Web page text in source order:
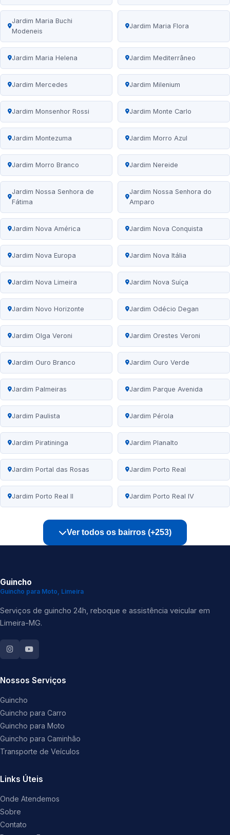
Jardim Maria Buchi
Modeneis
Jardim Maria Flora
Jardim Maria Helena Jardim Mediterrâneo
Jardim Mercedes Jardim Milenium
Jardim Monsenhor Rossi Jardim Monte Carlo
Jardim Montezuma Jardim Morro Azul
Jardim Morro Branco Jardim Nereide
Jardim Nossa Senhora de
Fátima
Jardim Nossa Senhora do
Amparo
Jardim Nova América Jardim Nova Conquista
Jardim Nova Europa Jardim Nova Itália
Jardim Nova Limeira Jardim Nova Suíça
Jardim Novo Horizonte Jardim Odécio Degan
Jardim Olga Veroni Jardim Orestes Veroni
Jardim Ouro Branco Jardim Ouro Verde
Jardim Palmeiras Jardim Parque Avenida
Jardim Paulista Jardim Pérola
Jardim Piratininga Jardim Planalto
Jardim Portal das Rosas Jardim Porto Real
Jardim Porto Real II Jardim Porto Real IV
Ver todos os bairros (+253)
Guincho
Guincho para Moto, Limeira
Serviços de guincho 24h, reboque e assistência veicular em
Limeira-MG.
Nossos Serviços
Guincho
Guincho para Carro
Guincho para Moto
Guincho para Caminhão
Transporte de Veículos
Links Úteis
Onde Atendemos
Sobre
Contato